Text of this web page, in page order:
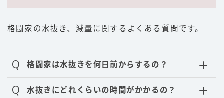
格闘家の水抜き、減量に関するよくある質問です。
Q 格闘家は水抜きを何日前からするの？
Q 水抜きにどれくらいの時間がかかるの？